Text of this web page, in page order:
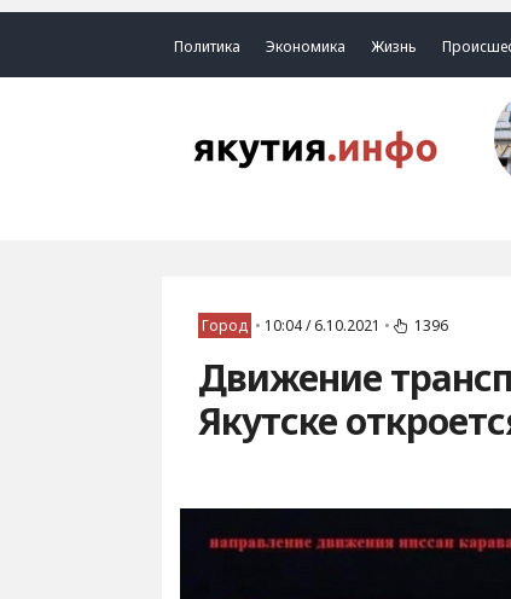
Политика Экономика Жизнь
Город • 10:04 / 6.10.2021 • 1396
Движение
Якутске